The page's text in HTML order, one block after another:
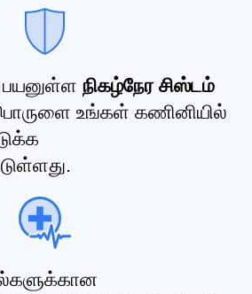
பயனுள்ள நிகழ்நேர சிஸ்டம்
உங்கள் கணினியில்